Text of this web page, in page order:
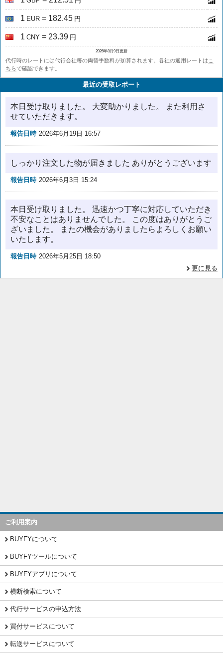
1 EUR = 182.45 円
1 CNY = 23.39 円
2026年8月9日更新
代行時のレートには代行会社毎の両替手数料が加算されます。各社の適用レートは こ
ちらで確認できます。
最近の受取レポート
本日受け取りました。 大変助かりました。 また利用さ
せていただきます。
報告日時 2026年6月19日 16:57
しっかり注文した物が届きました ありがとうございます
報告日時 2026年6月3日 15:24
本日受け取りました。 迅速かつ丁寧に対応していただき
不安なことはありませんでした。 この度はありがとうご
ざいました。 またの機会がありましたらよろしくお願い
いたします。
報告日時 2026年5月25日 18:50
更に見る
ご利用案内
BUYFYについて
BUYFYツールについて
BUYFYアプリについて
横断検索について
代行サービスの申込方法
買付サービスについて
転送サービスについて